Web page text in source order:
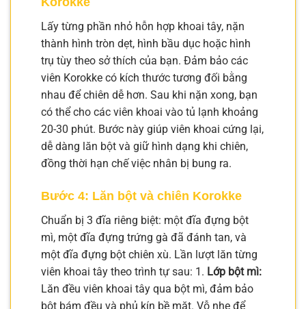
Lấy từng phần nhỏ hỗn hợp khoai tây, nặn
thành hình tròn dẹt, hình bầu dục hoặc hình
trụ tùy theo sở thích của bạn. Đảm bảo các
viên Korokke có kích thước tương đối bằng
nhau để chiên dễ hơn. Sau khi nặn xong, bạn
có thể cho các viên khoai vào tủ lạnh khoảng
20-30 phút. Bước này giúp viên khoai cứng lại,
dễ dàng lăn bột và giữ hình dạng khi chiên,
đồng thời hạn chế việc nhân bị bung ra.
Bước 4: Lăn bột và chiên Korokke
Chuẩn bị 3 đĩa riêng biệt: một đĩa đựng bột
mì, một đĩa đựng trứng gà đã đánh tan, và
một đĩa đựng bột chiên xù. Lần lượt lăn từng
viên khoai tây theo trình tự sau: 1. Lớp bột mì:
Lăn đều viên khoai tây qua bột mì, đảm bảo
bột bám đều và phủ kín bề mặt. Vỗ nhẹ để